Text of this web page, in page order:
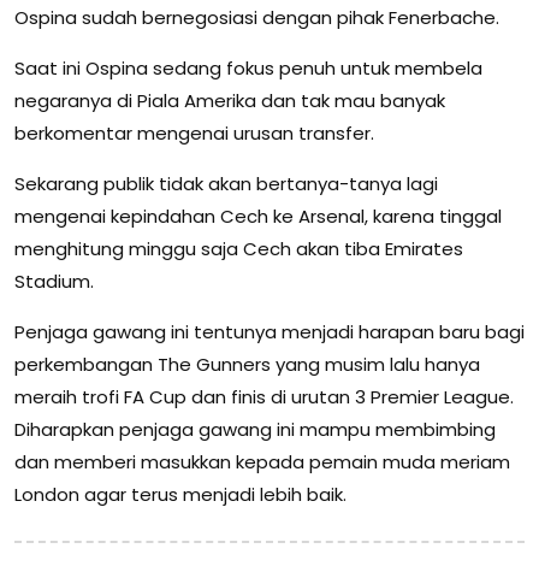
Ospina sudah bernegosiasi dengan pihak Fenerbache.
Saat ini Ospina sedang fokus penuh untuk membela
negaranya di Piala Amerika dan tak mau banyak
berkomentar mengenai urusan transfer.
Sekarang publik tidak akan bertanya-tanya lagi
mengenai kepindahan Cech ke Arsenal, karena tinggal
menghitung minggu saja Cech akan tiba Emirates
Stadium.
Penjaga gawang ini tentunya menjadi harapan baru bagi
perkembangan The Gunners yang musim lalu hanya
meraih trofi FA Cup dan finis di urutan 3 Premier League.
Diharapkan penjaga gawang ini mampu membimbing
dan memberi masukkan kepada pemain muda meriam
London agar terus menjadi lebih baik.